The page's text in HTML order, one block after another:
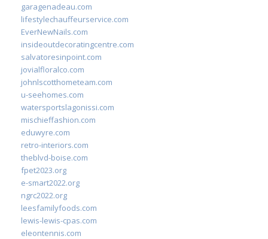
garagenadeau.com
lifestylechauffeurservice.com
EverNewNails.com
insideoutdecoratingcentre.com
salvatoresinpoint.com
jovialfloralco.com
johnlscotthometeam.com
u-seehomes.com
watersportslagonissi.com
mischieffashion.com
eduwyre.com
retro-interiors.com
theblvd-boise.com
fpet2023.org
e-smart2022.org
ngrc2022.org
leesfamilyfoods.com
lewis-lewis-cpas.com
eleontennis.com